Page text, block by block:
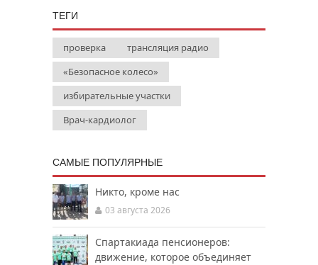
ТЕГИ
проверка
трансляция радио
«Безопасное колесо»
избирательные участки
Врач-кардиолог
САМЫЕ ПОПУЛЯРНЫЕ
Никто, кроме нас
03 августа 2026
Спартакиада пенсионеров:
движение, которое объединяет